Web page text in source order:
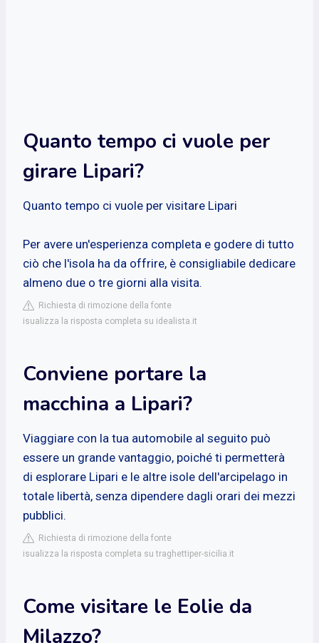
Quanto tempo ci vuole per
girare Lipari?
Quanto tempo ci vuole per visitare Lipari
Per avere un'esperienza completa e godere di tutto
ciò che l'isola ha da offrire, è consigliabile dedicare
almeno due o tre giorni alla visita.
Richiesta di rimozione della fonte
isualizza la risposta completa su idealista.it
Conviene portare la
macchina a Lipari?
Viaggiare con la tua automobile al seguito può
essere un grande vantaggio, poiché ti permetterà
di esplorare Lipari e le altre isole dell'arcipelago in
totale libertà, senza dipendere dagli orari dei mezzi
pubblici.
Richiesta di rimozione della fonte
isualizza la risposta completa su traghettiper-sicilia.it
Come visitare le Eolie da
Milazzo?